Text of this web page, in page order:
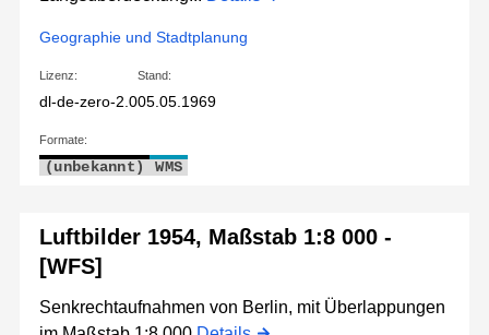
Geographie und Stadtplanung
Lizenz:
dl-de-zero-2.0
Stand:
05.05.1969
Formate:
(unbekannt) WMS
Luftbilder 1954, Maßstab 1:8 000 -
[WFS]
Senkrechtaufnahmen von Berlin, mit Überlappungen